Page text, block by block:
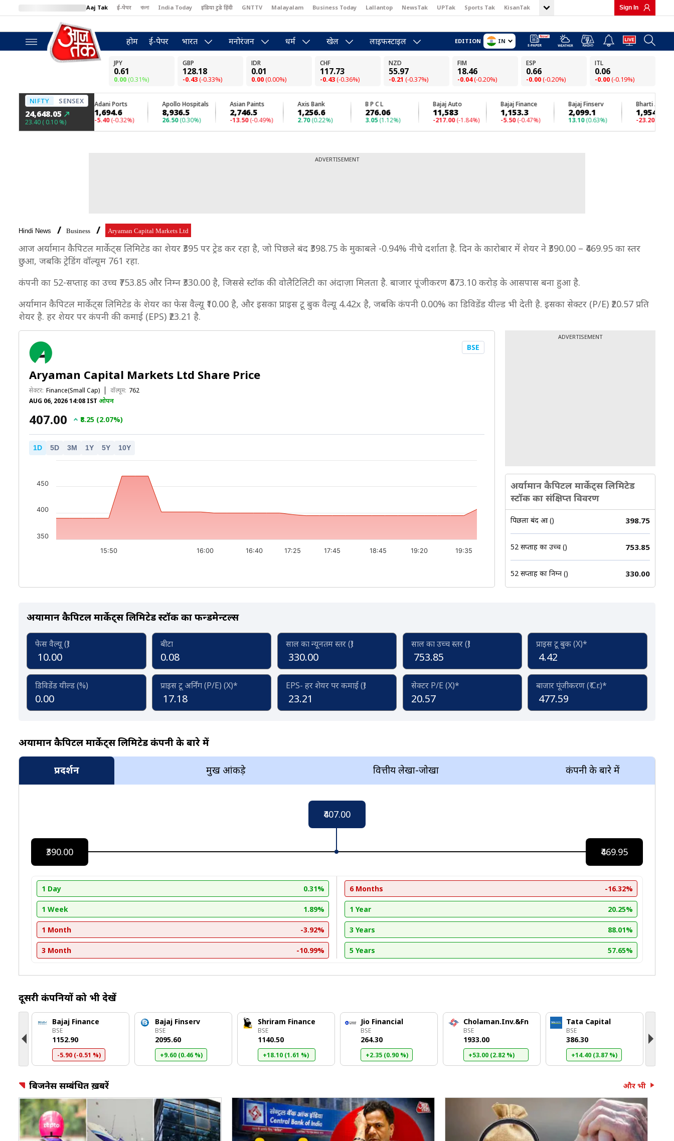
Aaj Tak ई-पेपर বাংলা India Today इंडिया टुडे हिंदी GNTTV Malayalam Business Today Lallantop NewsTak UPTak Sports Tak KisanTak
BT Bazaar
Sign In
होम ई-पेपर भारत मनोरंजन धर्म खेल लाइफस्टाइल EDITION IN
ADVERTISEMENT
Hindi News Business Aryaman Capital Markets Ltd
आज अर्यामान कैपिटल मार्केट्स लिमिटेड का शेयर ₹395 पर ट्रेड कर रहा है, जो पिछले बंद ₹398.75 के मुकाबले -0.94% नीचे दर्शाता है. दिन के कारोबार में शेयर ने ₹390.00 – ₹469.95 का स्तर
छुआ, जबकि ट्रेडिंग वॉल्यूम 761 रहा.
कंपनी का 52-सप्ताह का उच्च ₹753.85 और निम्न ₹330.00 है, जिससे स्टॉक की वोलैटिलिटी का अंदाज़ा मिलता है. बाजार पूंजीकरण ₹473.10 करोड़ के आसपास बना हुआ है.
अर्यामान कैपिटल मार्केट्स लिमिटेड के शेयर का फेस वैल्यू ₹10.00 है, और इसका प्राइस टू बुक वैल्यू 4.42x है, जबकि कंपनी 0.00% का डिविडेंड यील्ड भी देती है. इसका सेक्टर (P/E) ₹20.57 प्रति
शेयर है. हर शेयर पर कंपनी की कमाई (EPS) ₹23.21 है.
Aryaman Capital Markets Ltd Share Price
सेक्टर: Finance(Small Cap) वॉल्यूम: 762
AUG 06, 2026 14:08 IST ओपन
BSE
₹407.00 ₹8.25 (2.07%)
1D 5D 3M 1Y 5Y 10Y
15:50 16:00 16:40 17:25 17:45 18:45 19:20 19:35
350
400
450
ADVERTISEMENT
अर्यामान कैपिटल मार्केट्स लिमिटेड
स्टॉक का संक्षिप्त विवरण
पिछला बंद हुआ (₹) 398.75
52 सप्ताह का उच्च (₹) 753.85
52 सप्ताह का निम्न (₹) 330.00
अर्यामान कैपिटल मार्केट्स लिमिटेड स्टॉक का फन्डमेन्टल्स
फेस वैल्यू (₹)
10.00
बीटा
0.08
साल का न्यूनतम स्तर (₹)
330.00
साल का उच्च स्तर (₹)
753.85
प्राइस टू बुक (X)*
4.42
डिविडेंड यील्ड (%)
0.00
प्राइस टू अर्निंग (P/E) (X)*
17.18
EPS- हर शेयर पर कमाई (₹)
23.21
सेक्टर P/E (X)*
20.57
बाजार पूंजीकरण (₹ Cr.)*
477.59
अर्यामान कैपिटल मार्केट्स लिमिटेड कंपनी के बारे में
प्रदर्शन प्रमुख आंकड़े वित्तीय लेखा-जोखा कंपनी के बारे में
₹407.00
₹390.00 ₹469.95
1 Day 0.31%
1 Week 1.89%
1 Month -3.92%
3 Month -10.99%
6 Months -16.32%
1 Year 20.25%
3 Years 88.01%
5 Years 57.65%
दूसरी कंपनियों को भी देखें
Bajaj Finance
BSE
₹1152.90
-5.90 (-0.51 %)
Bajaj Finserv
BSE
₹2095.60
+9.60 (0.46 %)
Shriram Finance
BSE
₹1140.50
+18.10 (1.61 %)
Jio Financial
BSE
₹264.30
+2.35 (0.90 %)
Cholaman.Inv.&Fn
BSE
₹1933.00
+53.00 (2.82 %)
Tata Capital
BSE
₹386.30
+14.40 (3.87 %)
बिजनेस सम्बंधित ख़बरें और भी